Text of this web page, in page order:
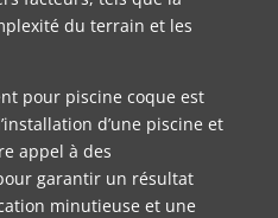
du terrain et les
pour piscine coque est
d’une piscine et
appel à des
garantir un résultat
minutieuse et une